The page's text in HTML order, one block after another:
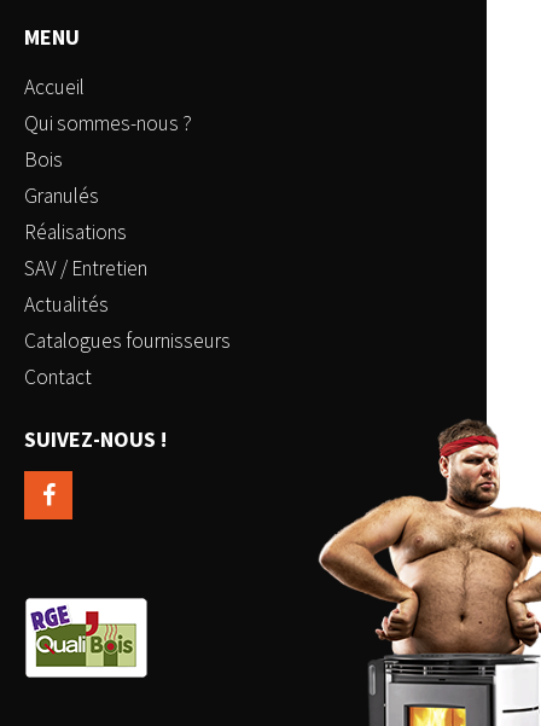
MENU
Accueil
Qui sommes-nous ?
Bois
Granulés
Réalisations
SAV / Entretien
Actualités
Catalogues fournisseurs
Contact
SUIVEZ-NOUS !